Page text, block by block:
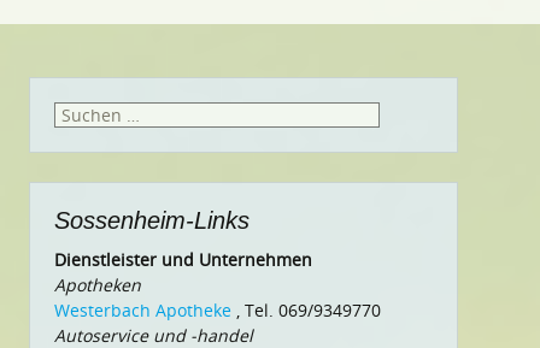
Suchen
Sossenheim-Links
Dienstleister und Unternehmen
Apotheken
Westerbach Apotheke , Tel. 069/9349770
Autoservice und -handel